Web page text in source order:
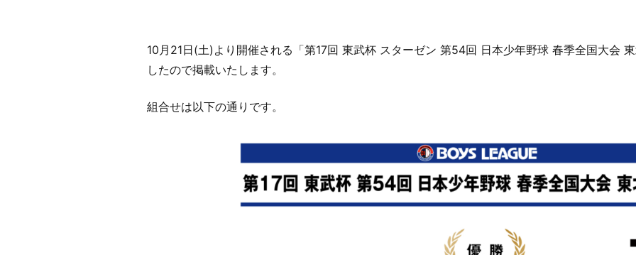
10月21日(土)より開催される「第17回 東武杯 スターゼン 第54回 日本少年野球 春季全国大会
したので掲載いたします。
組合せは以下の通りです。